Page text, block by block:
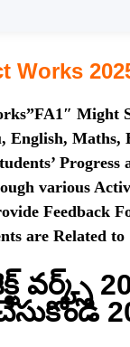
Works
Might
English, Maths,
various
Feedback
are Related to